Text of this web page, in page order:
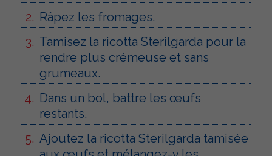
Râpez les fromages.
Tamisez la ricotta Sterilgarda pour la
rendre plus crémeuse et sans
grumeaux.
Dans un bol, battre les œufs
restants.
Ajoutez la ricotta Sterilgarda tamisée